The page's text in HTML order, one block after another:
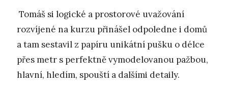
Tomáš si logické a prostorové uvažování
rozvíjené na kurzu přinášel odpoledne i domů
a tam sestavil z papíru unikátní pušku o délce
přes metr s perfektně vymodelovanou pažbou,
hlavní, hledím, spouští a dalšími detaily.